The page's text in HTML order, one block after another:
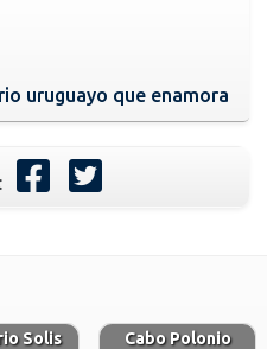
uruguayo que enamora
Solis Cabo Polonio